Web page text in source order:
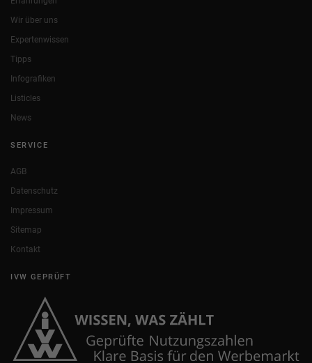
Wir über uns
Expertenwissen
Tipps
Infografiken
Listicles
News
SERVICE
AGB
Datenschutz
Impressum
Sitemap
Kontakt
IVW GEPRÜFT